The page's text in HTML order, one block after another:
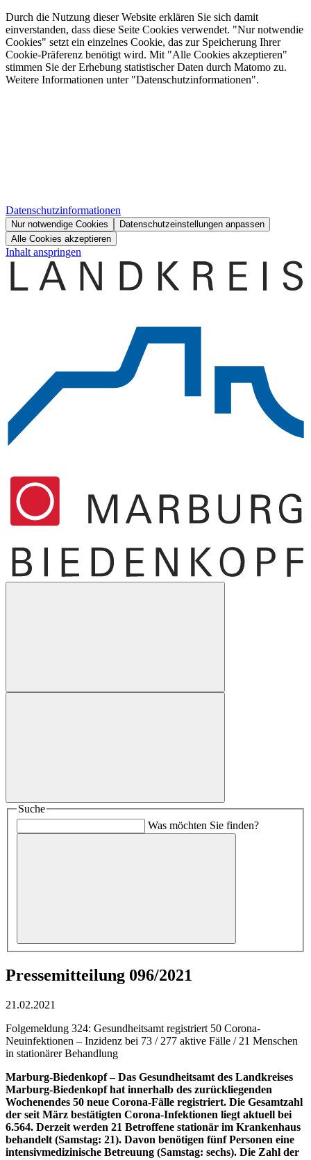
Durch die Nutzung dieser Website erklären Sie sich damit
einverstanden, dass diese Seite Cookies verwendet. "Nur notwendie
Cookies" setzt ein einzelnes Cookie, das zur Speicherung Ihrer
Cookie-Präferenz benötigt wird. Mit "Alle Cookies akzeptieren"
stimmen Sie der Erhebung statistischer Daten durch Matomo zu.
Weitere Informationen unter "Datenschutzinformationen".
Datenschutzinformationen
Nur notwendige Cookies
Datenschutzeinstellungen anpassen
Alle Cookies akzeptieren
Inhalt anspringen
Suche
Was möchten Sie finden?
Pressemitteilung 096/2021
21.02.2021
Folgemeldung 324: Gesundheitsamt registriert 50 Corona-
Neuinfektionen – Inzidenz bei 73 / 277 aktive Fälle / 21 Menschen
in stationärer Behandlung
Marburg-Biedenkopf– Das Gesundheitsamt des Landkreises
Marburg-Biedenkopf hat innerhalb des zurückliegenden
Wochenendes 50 neue Corona-Fälle registriert. Die Gesamtzahl
der seit März bestätigten Corona-Infektionen liegt aktuell bei
6.564. Derzeit werden 21 Betroffene stationär im Krankenhaus
behandelt (Samstag: 21). Davon benötigen fünf Personen eine
intensivmedizinische Betreuung (Samstag: sechs). Die Zahl der